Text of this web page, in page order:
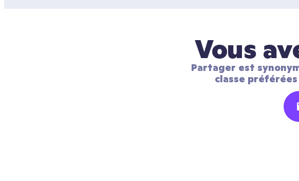
Vous
Partager est
classe